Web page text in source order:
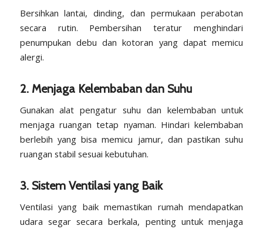
Bersihkan lantai, dinding, dan permukaan perabotan
secara rutin. Pembersihan teratur menghindari
penumpukan debu dan kotoran yang dapat memicu
alergi.
2. Menjaga Kelembaban dan Suhu
Gunakan alat pengatur suhu dan kelembaban untuk
menjaga ruangan tetap nyaman. Hindari kelembaban
berlebih yang bisa memicu jamur, dan pastikan suhu
ruangan stabil sesuai kebutuhan.
3. Sistem Ventilasi yang Baik
Ventilasi yang baik memastikan rumah mendapatkan
udara segar secara berkala, penting untuk menjaga